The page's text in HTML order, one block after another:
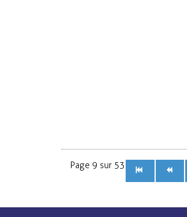
Page 9 sur 53